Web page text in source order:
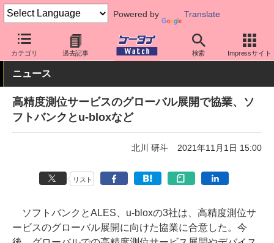
Powered by Translate
カテゴリ 過去記事 検索 Impressサイト
ケータイ Watch キャリア ソフトバンク ネットワーク/技術
ニュース
高精度測位サービスのグローバル展開で協業、ソ
フトバンクとu-bloxなど
北川 研斗 2021年11月1日 15:00
リスト
ソフトバンクとALES、u-bloxの3社は、高精度測位サ
ービスのグローバル展開に向けた協業に合意した。今